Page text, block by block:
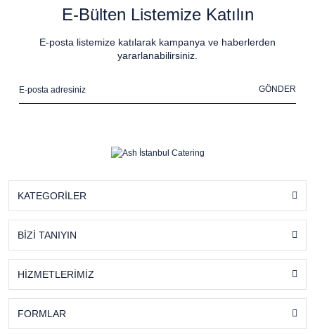
E-Bülten Listemize Katılın
E-posta listemize katılarak kampanya ve haberlerden
yararlanabilirsiniz.
GÖNDER
KATEGORİLER
BİZİ TANIYIN
HİZMETLERİMİZ
FORMLAR